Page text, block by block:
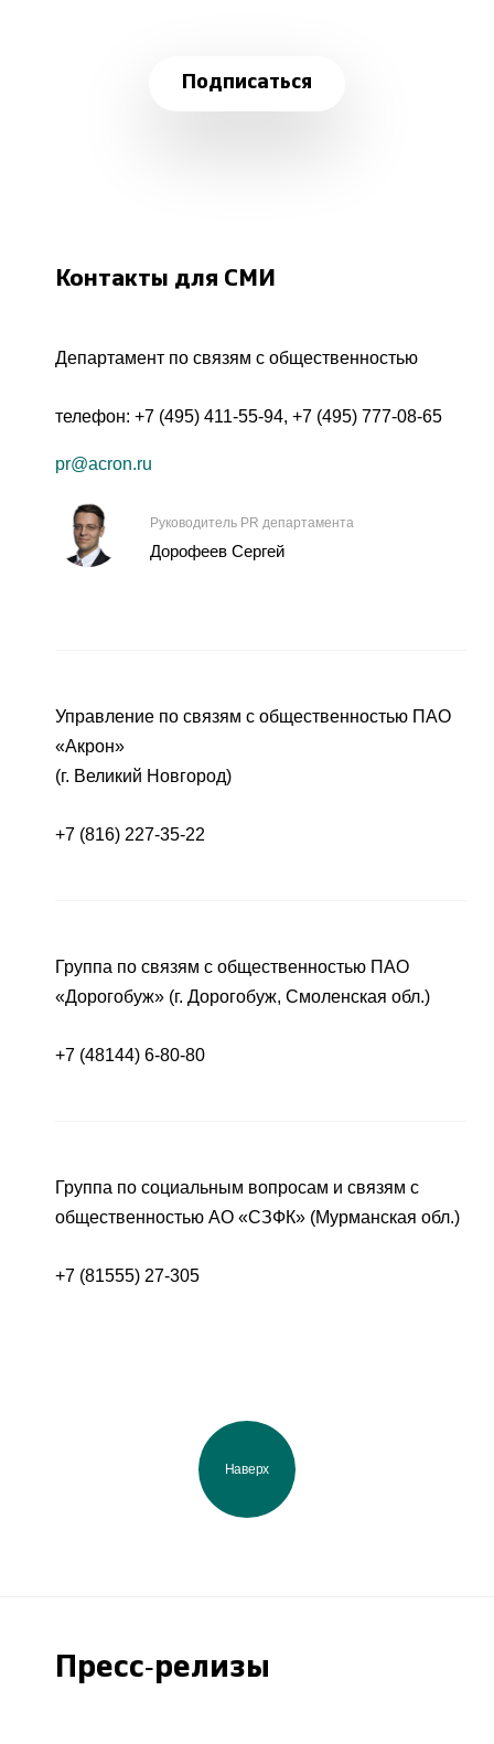
Подписаться
Контакты для СМИ
Департамент по связям с общественностью
телефон: +7 (495) 411-55-94, +7 (495) 777-08-65
pr@acron.ru
Руководитель PR департамента
Дорофеев Сергей
Управление по связям с общественностью ПАО
«Акрон»
(г. Великий Новгород)
+7 (816) 227-35-22
Группа по связям с общественностью ПАО
«Дорогобуж» (г. Дорогобуж, Смоленская обл.)
+7 (48144) 6-80-80
Группа по социальным вопросам и связям с
общественностью АО «СЗФК» (Мурманская обл.)
+7 (81555) 27-305
Наверх
Пресс-релизы